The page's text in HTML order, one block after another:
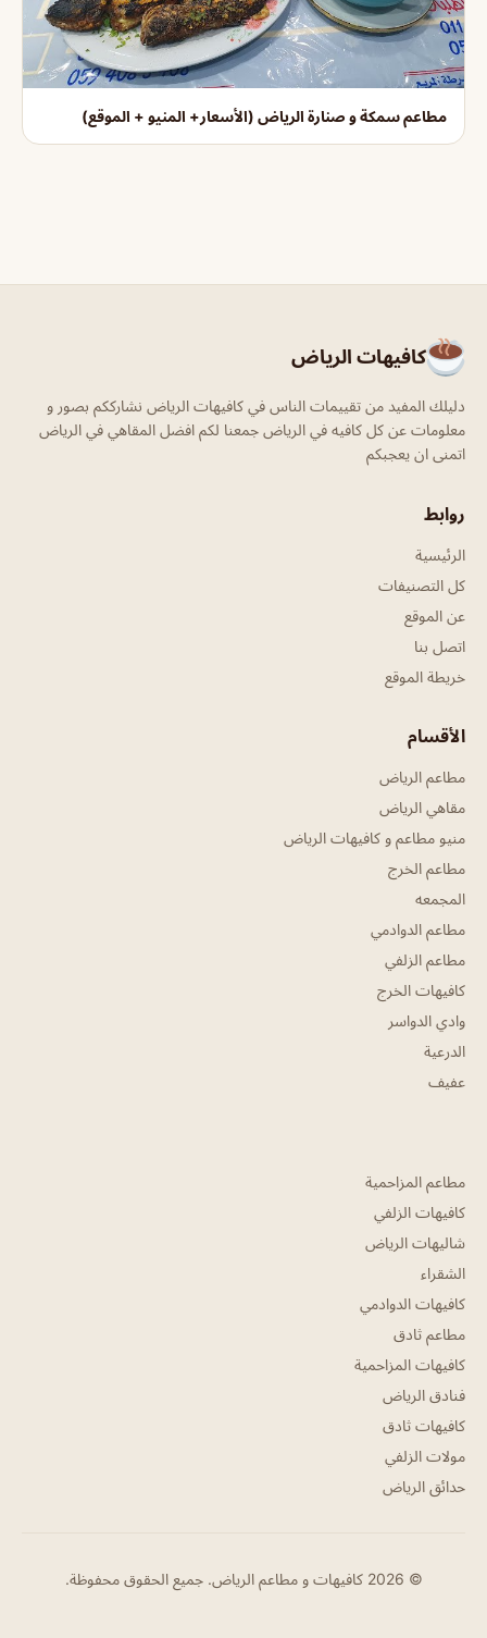
مطاعم سمكة و صنارة الرياض (الأسعار+ المنيو + الموقع)
كافيهات الرياض
دليلك المفيد من تقييمات الناس في كافيهات الرياض نشارككم بصور و
معلومات عن كل كافيه في الرياض جمعنا لكم افضل المقاهي في الرياض
اتمنى ان يعجبكم
روابط
الرئيسية
كل التصنيفات
عن الموقع
اتصل بنا
خريطة الموقع
الأقسام
مطاعم الرياض
مقاهي الرياض
منيو مطاعم و كافيهات الرياض
مطاعم الخرج
المجمعه
مطاعم الدوادمي
مطاعم الزلفي
كافيهات الخرج
وادي الدواسر
الدرعية
عفيف
مطاعم المزاحمية
كافيهات الزلفي
شاليهات الرياض
الشقراء
كافيهات الدوادمي
مطاعم ثادق
كافيهات المزاحمية
فنادق الرياض
كافيهات ثادق
مولات الزلفي
حدائق الرياض
© 2026 كافيهات و مطاعم الرياض. جميع الحقوق محفوظة.